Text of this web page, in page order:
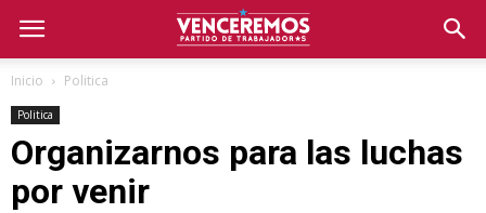
Inicio Politica
Politica
Organizarnos para las luchas
por venir